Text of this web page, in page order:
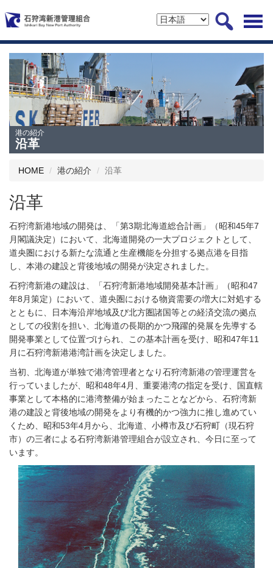
港の紹介
沿革
HOME 港の紹介 沿革
沿革
石狩湾新港地域の開発は、「第3期北海道総合計画」（昭和45年7
月閣議決定）において、北海道開発の一大プロジェクトとして、
道央圏における新たな流通と生産機能を分担する拠点港を目指
し、本港の建設と背後地域の開発が決定されました。
石狩湾新港の建設は、「石狩湾新港地域開発基本計画」（昭和47
年8月策定）において、道央圏における物資需要の増大に対処する
とともに、日本海沿岸地域及び北方圏諸国等との経済交流の拠点
としての役割を担い、北海道の長期的かつ飛躍的発展を先導する
開発事業として位置づけられ、この基本計画を受け、昭和47年11
月に石狩湾新港港湾計画を決定しました。
当初、北海道が単独で港湾管理者となり石狩湾新港の管理運営を
行っていましたが、昭和48年4月、重要港湾の指定を受け、国直轄
事業として本格的に港湾整備が始まったことなどから、石狩湾新
港の建設と背後地域の開発をより有機的かつ強力に推し進めてい
くため、昭和53年4月から、北海道、小樽市及び石狩町（現石狩
市）の三者による石狩湾新港管理組合が設立され、今日に至って
います。